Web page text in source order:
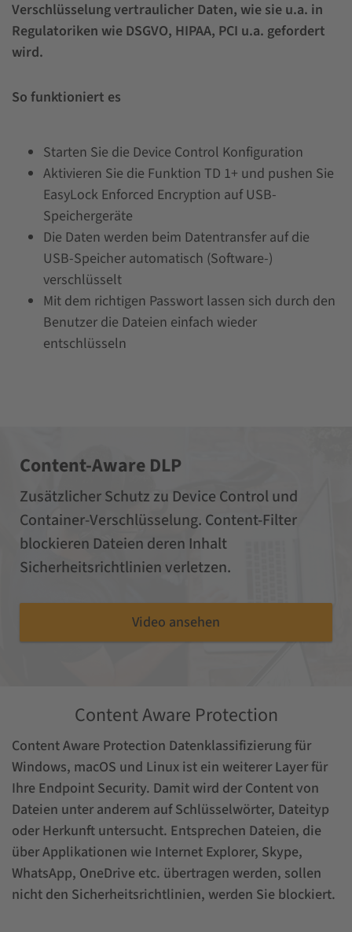
Verschlüsselung vertraulicher Daten, wie sie u.a. in
Regulatoriken wie DSGVO, HIPAA, PCI u.a. gefordert
wird.
So funktioniert es
Starten Sie die Device Control Konfiguration
Aktivieren Sie die Funktion TD 1+ und pushen Sie
EasyLock Enforced Encryption auf USB-
Speichergeräte
Die Daten werden beim Datentransfer auf die
USB-Speicher automatisch (Software-)
verschlüsselt
Mit dem richtigen Passwort lassen sich durch den
Benutzer die Dateien einfach wieder
entschlüsseln
Content-Aware DLP
Zusätzlicher Schutz zu Device Control und
Container-Verschlüsselung. Content-Filter
blockieren Dateien deren Inhalt
Sicherheitsrichtlinien verletzen.
Video ansehen
Content Aware Protection
Content Aware Protection Datenklassifizierung für
Windows, macOS und Linux ist ein weiterer Layer für
Ihre Endpoint Security. Damit wird der Content von
Dateien unter anderem auf Schlüsselwörter, Dateityp
oder Herkunft untersucht. Entsprechen Dateien, die
über Applikationen wie Internet Explorer, Skype,
WhatsApp, OneDrive etc. übertragen werden, sollen
nicht den Sicherheitsrichtlinien, werden Sie blockiert.